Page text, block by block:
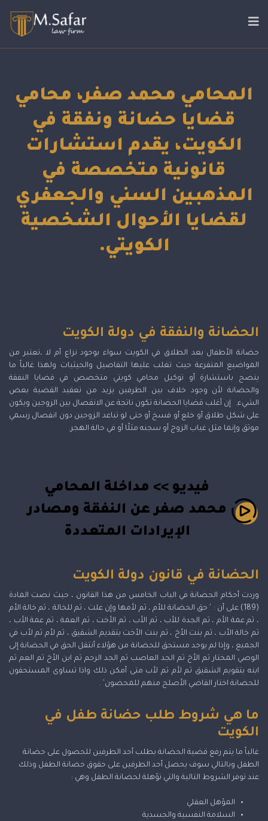
المحامي محمد صفر، محامي
قضايا حضانة ونفقة في
الكويت، يقدم استشارات
قانونية متخصصة في
المذهبين السني والجعفري
لقضايا الأحوال الشخصية
الكويتي.
الحضانة والنفقة في دولة الكويت
حضانة الأطفال بعد الطلاق في الكويت سواء بوجود نزاع أم لا ،تعتبر من
المواضيع المتفرعة حيث تغلب عليها التفاصيل والحيثيات ولهذا غالباً ما
ينصح باستشارة أو توكيل محامي كويتي متخصص في قضايا النفقة
والحضانة لأن وجود خلاف بين الطرفين يزيد من تعقيد القضية بعض
الشيء. إن أغلب قضايا الحضانة تكون ناتجة عن الانفصال بين الزوجين ويكون
على شكل طلاق أو خلع أو فسخ أو حتى لو تباعد الزوجين دون انفصال رسمي
موثق وإنما مثل غياب الزوج أو سجنه مثلًا أو في حالة الهجر.
فيديو >> مداخلة المحامي
محمد صفر عن النفقة ومصادر
الإيرادات المتعددة
الحضانة في قانون دولة الكويت
وردت أحكام الحضانة في الباب الخامس من هذا القانون ، حيث نصت المادة
(189) على أن : ' حق الحضانة للأم ، ثم لأمها وإن علت ، ثم للخالة ، ثم خالة الأم
، ثم عمة الأم ، ثم الجدة للأب ، ثم الأب ، ثم الأخت ، ثم العمة ، ثم عمة الأب ،
ثم خالة الأب ، ثم بنت الأخ ، ثم بنت الأخت بتقديم الشقيق ، ثم لأم ثم لأب في
الجميع ، وإذا لم يوجد مستحق للحضانة من هؤلاء أنتقل الحق في الحضانة إلى
الوصي المختار ثم الأخ ثم الجد العاصب ثم الجد الرحم ثم ابن الأخ ثم العم ثم
ابنه بتقويم الشقيق ثم لأم ثم لأب متى أمكن ذلك واذا تساوى المستحقون
للحضانة اختار القاضي الأصلح منهم للمحضون' .
ما هي شروط طلب حضانة طفل في
الكويت
غالباً ما يتم رفع قضية الحضانة بطلب أحد الطرفين للحصول على حضانة
الطفل وبالتالي سوف يحصل أحد الطرفين على حقوق حضانة الطفل وذلك
عند توفر الشروط التالية والتي تؤهلة لحضانة الطفل وهي :
المؤهل العقلي
السلامة النفسية والجسدية